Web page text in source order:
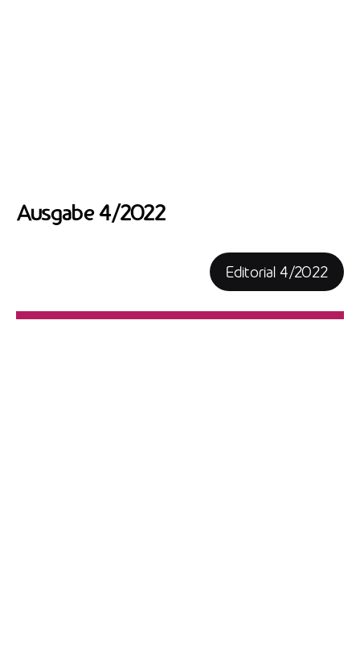
Ausgabe 4/2022
Editorial 4/2022